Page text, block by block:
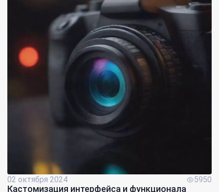
02 октября 2024 5950
Кастомизация интерфейса и функционала